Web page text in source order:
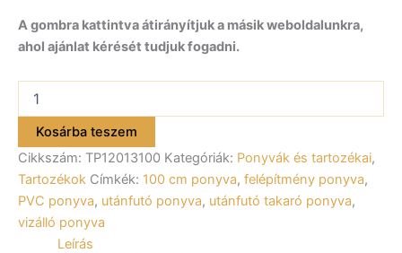
A gombra kattintva átirányítjuk a másik weboldalunkra,
ahol ajánlat kérését tudjuk fogadni.
100
cm-
ALFA
12013,
22013
utánfutóhoz
mennyiség
Kosárba teszem
Cikkszám: TP12013100 Kategóriák: Ponyvák és tartozékai,
Tartozékok Címkék: 100 cm ponyva, felépítmény ponyva,
PVC ponyva, utánfutó ponyva, utánfutó takaró ponyva,
vizálló ponyva
Leírás